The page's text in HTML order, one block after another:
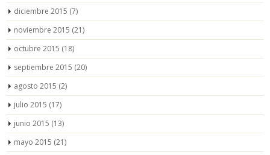
diciembre 2015 (7)
noviembre 2015 (21)
octubre 2015 (18)
septiembre 2015 (20)
agosto 2015 (2)
julio 2015 (17)
junio 2015 (13)
mayo 2015 (21)